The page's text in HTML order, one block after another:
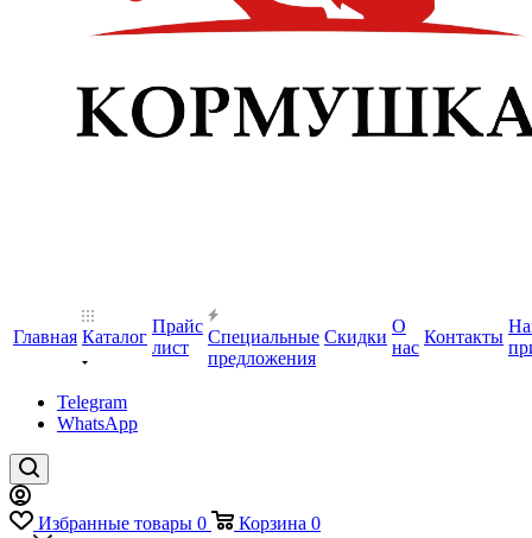
Главная Каталог
Прайс
лист
Специальные
предложения
Скидки
О
нас
Контакты
Telegram
WhatsApp
Избранные товары 0 Корзина 0